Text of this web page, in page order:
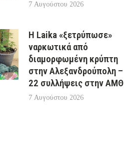
7 Αυγούστου 2026
Η Laika «ξετρύπωσε»
ναρκωτικά από
διαμορφωμένη κρύπτη
στην Αλεξανδρούπολη –
22 συλλήψεις στην ΑΜΘ
7 Αυγούστου 2026